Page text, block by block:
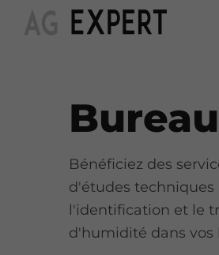
Bénéficiez des
d'études techniques
l'identification et le
d'humidité dans vos